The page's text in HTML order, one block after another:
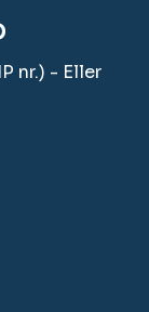
nr.) - Eller